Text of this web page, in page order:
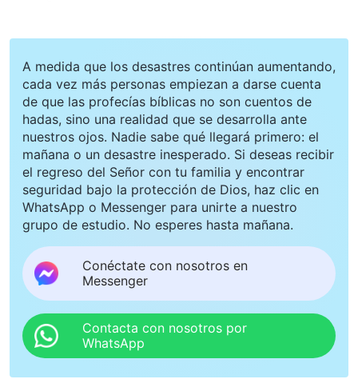
A medida que los desastres continúan aumentando,
cada vez más personas empiezan a darse cuenta
de que las profecías bíblicas no son cuentos de
hadas, sino una realidad que se desarrolla ante
nuestros ojos. Nadie sabe qué llegará primero: el
mañana o un desastre inesperado. Si deseas recibir
el regreso del Señor con tu familia y encontrar
seguridad bajo la protección de Dios, haz clic en
WhatsApp o Messenger para unirte a nuestro
grupo de estudio. No esperes hasta mañana.
Conéctate con nosotros en
Messenger
Contacta con nosotros por
WhatsApp